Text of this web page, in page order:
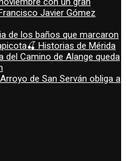
Javier Gómez
de los baños que marcaron
Historias de Mérida
del Camino de Alange queda
de San Serván obliga a